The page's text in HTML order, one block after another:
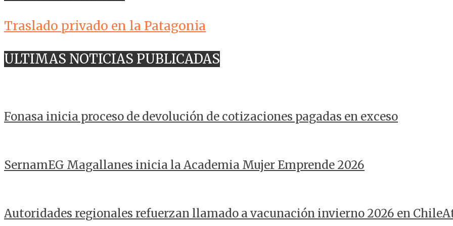
Traslado privado en la Patagonia
ULTIMAS NOTICIAS PUBLICADAS
Fonasa inicia proceso de devolución de cotizaciones pagadas en exceso
SernamEG Magallanes inicia la Academia Mujer Emprende 2026
Autoridades regionales refuerzan llamado a vacunación invierno 2026 en